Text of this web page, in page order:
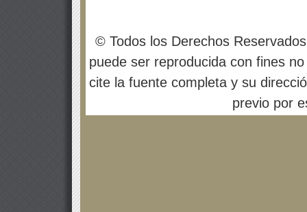
© Todos los Derechos
puede ser reproducida con fines
cite la fuente completa y su
previo por